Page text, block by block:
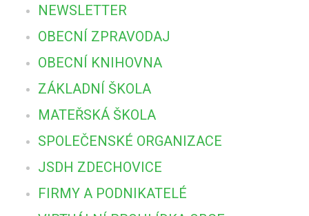
NEWSLETTER
OBECNÍ ZPRAVODAJ
OBECNÍ KNIHOVNA
ZÁKLADNÍ ŠKOLA
MATEŘSKÁ ŠKOLA
SPOLEČENSKÉ ORGANIZACE
JSDH ZDECHOVICE
FIRMY A PODNIKATELÉ